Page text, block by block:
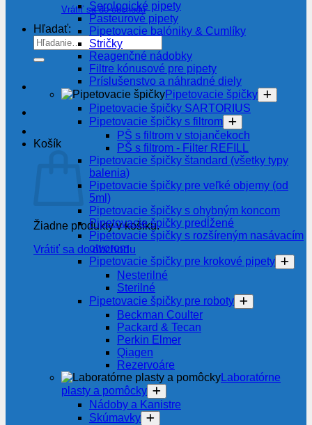
Vrátiť sa do obchodu
Hľadať:
Košík
Žiadne produkty v košíku.
Vrátiť sa do obchodu
Serologické pipety
Pasteurové pipety
Pipetovacie balóniky & Cumlíky
Stričky
Reagenčné nádobky
Filtre kónusové pre pipety
Príslušenstvo a náhradné diely
Pipetovacie špičky
Pipetovacie špičky SARTORIUS
Pipetovacie špičky s filtrom
PŠ s filtrom v stojančekoch
PŠ s filtrom - Filter REFILL
Pipetovacie špičky štandard (všetky typy
balenia)
Pipetovacie špičky pre veľké objemy (od
5ml)
Pipetovacie špičky s ohybným koncom
Pipetovacie špičky predĺžené
Pipetovacie špičky s rozšíreným nasávacím
otvorom
Pipetovacie špičky pre krokové pipety
Nesterilné
Sterilné
Pipetovacie špičky pre roboty
Beckman Coulter
Packard & Tecan
Perkin Elmer
Qiagen
Rezervoáre
Laboratórne
plasty a pomôcky
Nádoby a Kanistre
Skúmavky